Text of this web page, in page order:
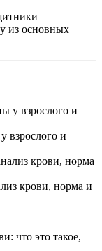
из основных
взрослого и
крови, норма и